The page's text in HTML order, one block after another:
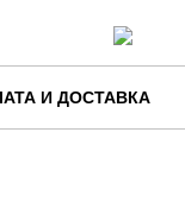
И ДОСТАВКА